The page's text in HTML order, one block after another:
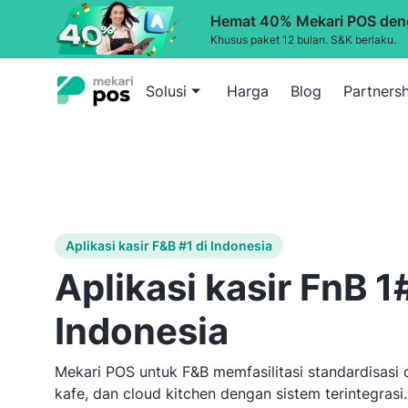
Hemat 40% Mekari POS
Khusus paket 12 bulan. S&K berlaku.
Solusi Harga Blog
Aplikasi kasir F&B #1 di Indonesia
Aplikasi kasir FnB
Indonesia
Mekari POS untuk F&B memfasilitasi
kafe, dan cloud kitchen dengan sistem